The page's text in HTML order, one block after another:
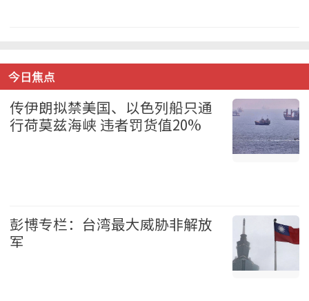
今日焦点
传伊朗拟禁美国、以色列船只通
行荷莫兹海峡 违者罚货值20%
彭博专栏：台湾最大威胁非解放
军